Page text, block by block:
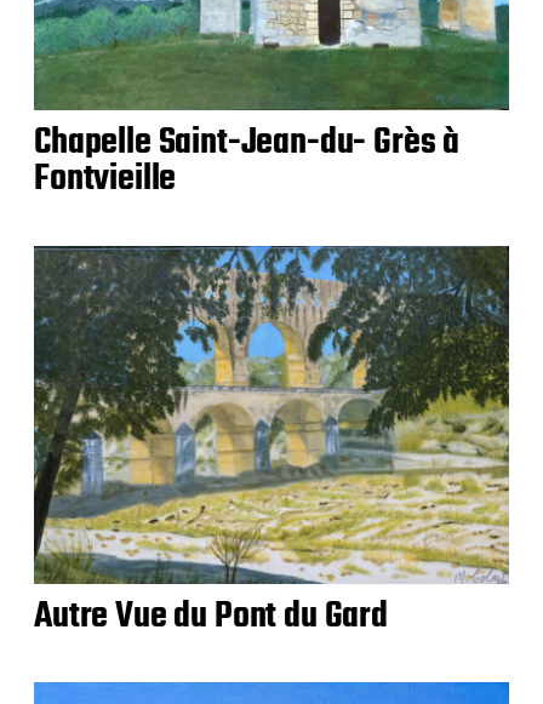
Chapelle Saint-Jean-du- Grès à
Fontvieille
Autre Vue du Pont du Gard